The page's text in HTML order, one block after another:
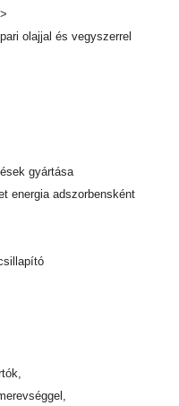
olajjal és vegyszerrel
gyártása
energia adszorbensként